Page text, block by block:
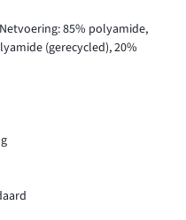
85% polyamide,
(gerecycled), 20%